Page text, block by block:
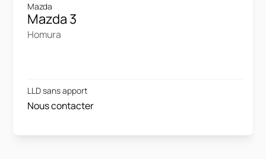
Mazda
Mazda 3
Homura
LLD sans apport
Nous contacter